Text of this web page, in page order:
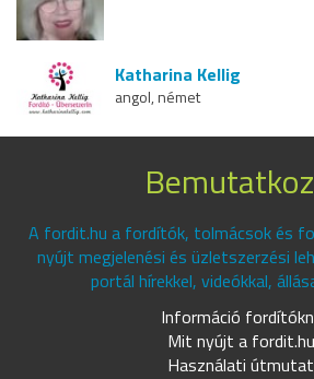
Katharina Kellig
angol, német
A fordit.hu a fordítók, tolmácsok és
nyújt megjelenési és üzletszerzési
portál hírekkel, videókkal,
Információ
Mit nyújt a
Használati